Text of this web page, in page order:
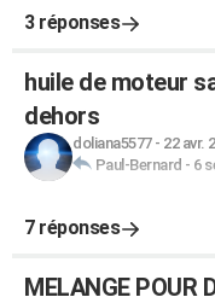
3 réponses
huile de moteur
dehors
doliana5577- 22 avr.
Paul-Bernard - 6
7 réponses
MELANGE POUR